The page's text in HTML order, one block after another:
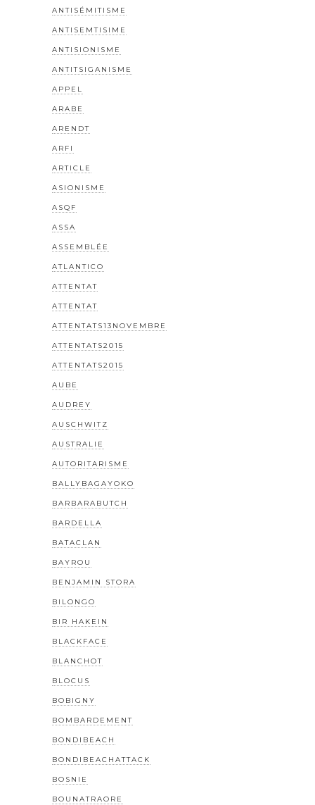
ANTISÉMITISME
ANTISEMTISIME
ANTISIONISME
ANTITSIGANISME
APPEL
ARABE
ARENDT
ARFI
ARTICLE
ASIONISME
ASQF
ASSA
ASSEMBLÉE
ATLANTICO
ATTENTAT
ATTENTAT
ATTENTATS13NOVEMBRE
ATTENTATS2015
ATTENTATS2015
AUBE
AUDREY
AUSCHWITZ
AUSTRALIE
AUTORITARISME
BALLYBAGAYOKO
BARBARABUTCH
BARDELLA
BATACLAN
BAYROU
BENJAMIN STORA
BILONGO
BIR HAKEIN
BLACKFACE
BLANCHOT
BLOCUS
BOBIGNY
BOMBARDEMENT
BONDIBEACH
BONDIBEACHATTACK
BOSNIE
BOUNATRAORE